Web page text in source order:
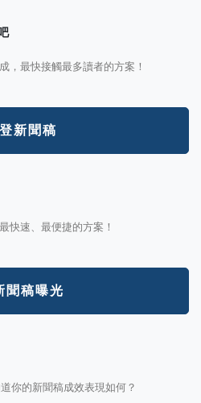
，最快接觸最多讀者的方案！
新聞稿
快速、最便捷的方案！
聞稿曝光
你的新聞稿成效表現如何？